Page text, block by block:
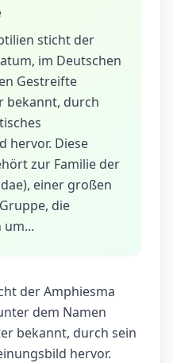
sticht der
im Deutschen
Gestreifte
bekannt, durch
hervor. Diese
zur Familie der
einer großen
die
um...
der Amphiesma
dem Namen
bekannt, durch sein
hervor.